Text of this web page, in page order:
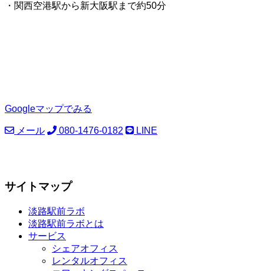
・関西空港駅から新大阪駅まで約50分
Googleマップでみる
メール 080-1476-0182 LINE
サイトマップ
淡路駅前ラボ
淡路駅前ラボとは
サービス
シェアオフィス
レンタルオフィス